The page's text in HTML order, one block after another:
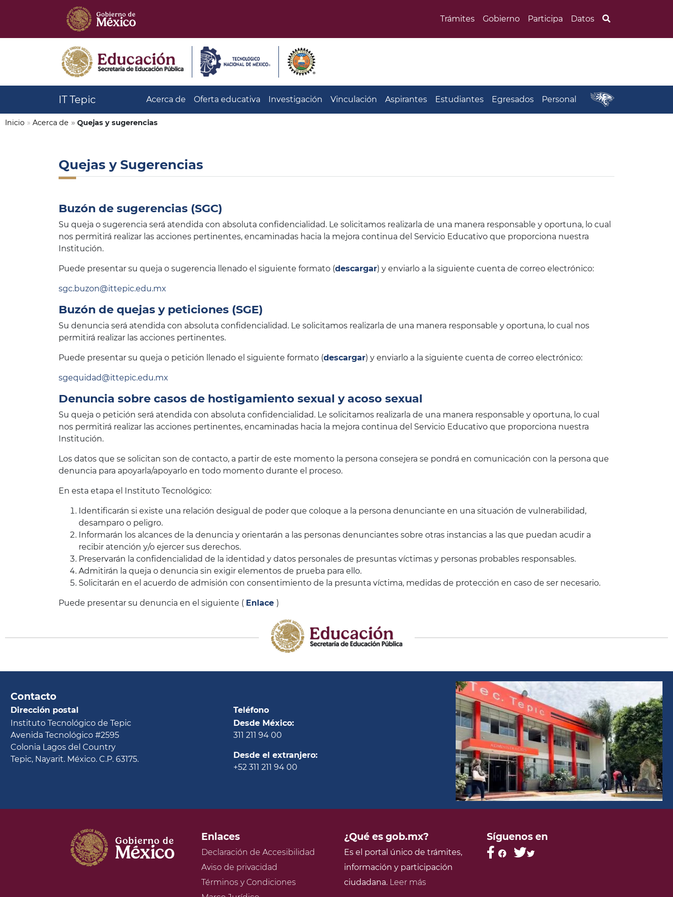
Trámites Gobierno Participa Datos Búsqueda
IT Tepic Acerca de Oferta educativa Investigación Vinculación Aspirantes Estudiantes Egresados Personal
Inicio » Acerca de » Quejas y sugerencias
Quejas y Sugerencias
Buzón de sugerencias (SGC)
Su queja o sugerencia será atendida con absoluta confidencialidad. Le solicitamos realizarla de una manera responsable y oportuna, lo cual
nos permitirá realizar las acciones pertinentes, encaminadas hacia la mejora continua del Servicio Educativo que proporciona nuestra
Institución.
Puede presentar su queja o sugerencia llenado el siguiente formato (descargar) y enviarlo a la siguiente cuenta de correo electrónico:
sgc.buzon@ittepic.edu.mx
Buzón de quejas y peticiones (SGE)
Su denuncia será atendida con absoluta confidencialidad. Le solicitamos realizarla de una manera responsable y oportuna, lo cual nos
permitirá realizar las acciones pertinentes.
Puede presentar su queja o petición llenado el siguiente formato (descargar) y enviarlo a la siguiente cuenta de correo electrónico:
sgequidad@ittepic.edu.mx
Denuncia sobre casos de hostigamiento sexual y acoso sexual
Su queja o petición será atendida con absoluta confidencialidad. Le solicitamos realizarla de una manera responsable y oportuna, lo cual
nos permitirá realizar las acciones pertinentes, encaminadas hacia la mejora continua del Servicio Educativo que proporciona nuestra
Institución.
Los datos que se solicitan son de contacto, a partir de este momento la persona consejera se pondrá en comunicación con la persona que
denuncia para apoyarla/apoyarlo en todo momento durante el proceso.
En esta etapa el Instituto Tecnológico:
Identificarán si existe una relación desigual de poder que coloque a la persona denunciante en una situación de vulnerabilidad,
desamparo o peligro.
Informarán los alcances de la denuncia y orientarán a las personas denunciantes sobre otras instancias a las que puedan acudir a
recibir atención y/o ejercer sus derechos.
Preservarán la confidencialidad de la identidad y datos personales de presuntas víctimas y personas probables responsables.
Admitirán la queja o denuncia sin exigir elementos de prueba para ello.
Solicitarán en el acuerdo de admisión con consentimiento de la presunta víctima, medidas de protección en caso de ser necesario.
Puede presentar su denuncia en el siguiente ( Enlace )
Contacto
Dirección postal
Instituto Tecnológico de Tepic
Avenida Tecnológico #2595
Colonia Lagos del Country
Tepic, Nayarit. México. C.P. 63175.
Teléfono
Desde México:
311 211 94 00
Desde el extranjero:
+52 311 211 94 00
Enlaces
Declaración de Accesibilidad
Aviso de privacidad
Términos y Condiciones
¿Qué es gob.mx?
Es el portal único de trámites,
información y participación
ciudadana. Leer más
Síguenos en